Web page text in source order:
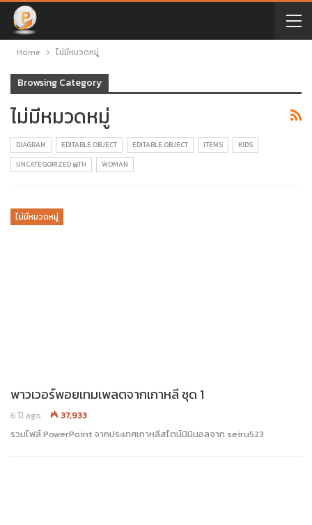
Home ไม่มีหมวดหมู่
Browsing Category
ไม่มีหมวดหมู่
DIAGRAM EDITABLE OBJECT EDITABLE OBJECT ITEMS
KIDS
UNCATEGORIZED @TH
WOMAN
ไม่มีหมวดหมู่
พาวเวอร์พอยเทมเพลตจากเกาหลี ชุด 1
6 ปี ago 37,933
รวมไฟล์ PowerPoint จากประเทศเกาหลีสไตน์มินินอลจาก seiru523